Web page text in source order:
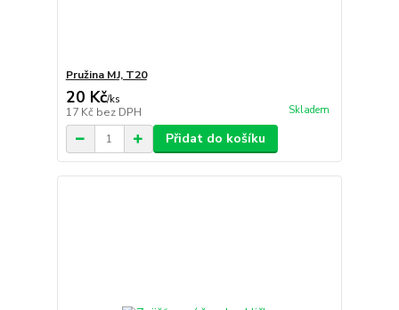
Pružina MJ, T20
20 Kč/ks
17 Kč bez DPH Skladem
Přidat do košíku